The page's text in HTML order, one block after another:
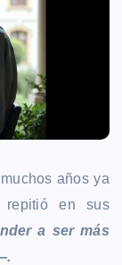
años ya
repitió en sus
a ser más